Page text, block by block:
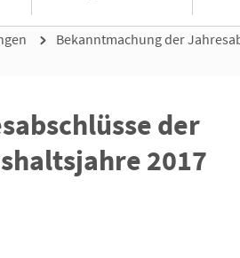
Bekanntmachung der
der
2017